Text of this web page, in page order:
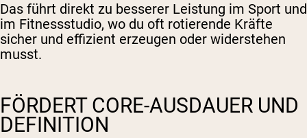
Das führt direkt zu besserer Leistung im Sport und
im Fitnessstudio, wo du oft rotierende Kräfte
sicher und effizient erzeugen oder widerstehen
musst.
FÖRDERT CORE-AUSDAUER UND
DEFINITION